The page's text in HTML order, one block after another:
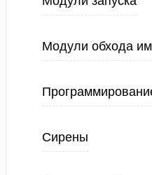
Модули обхода
Сирены